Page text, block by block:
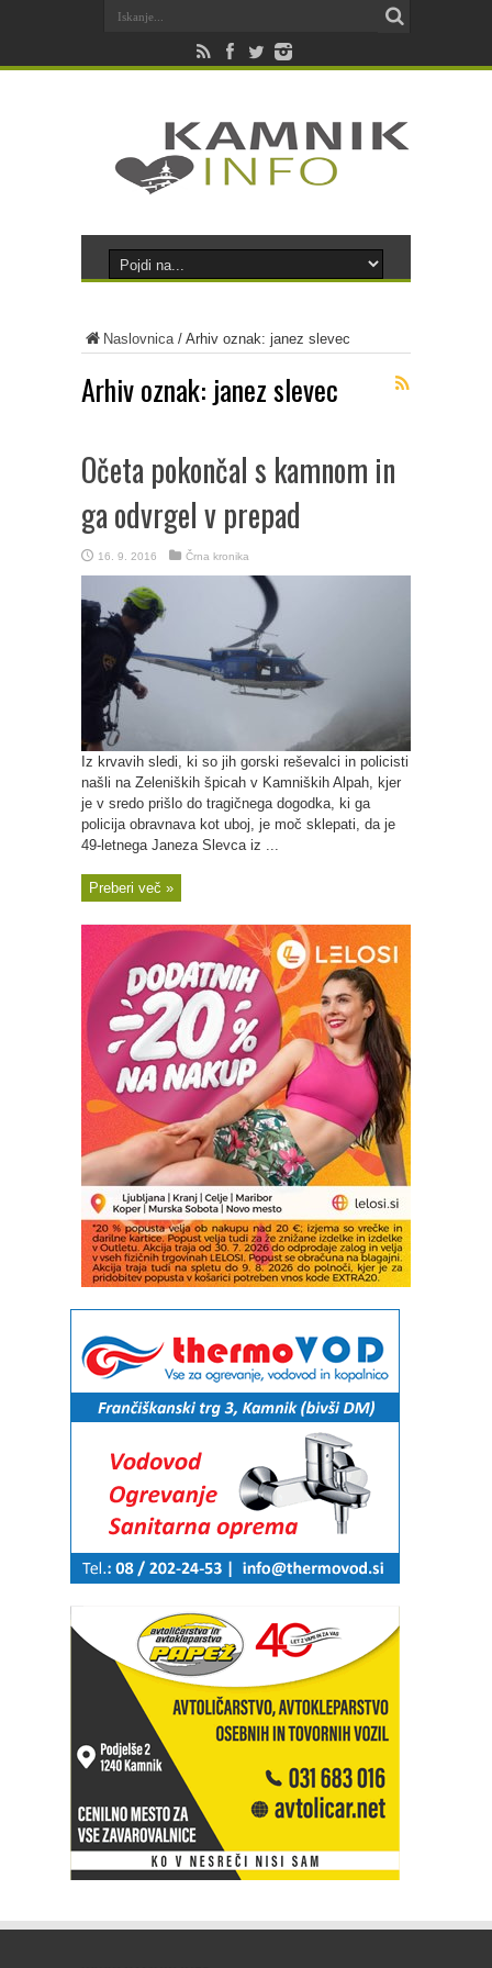
Naslovnica/ Arhiv oznak: janez slevec
Arhiv oznak: janez slevec
Očeta pokončal s kamnom in
ga odvrgel v prepad
16. 9. 2016 Črna kronika
Iz krvavih sledi, ki so jih gorski reševalci in policisti
našli na Zeleniških špicah v Kamniških Alpah, kjer
je v sredo prišlo do tragičnega dogodka, ki ga
policija obravnava kot uboj, je moč sklepati, da je
49-letnega Janeza Slevca iz ...
Preberi več »